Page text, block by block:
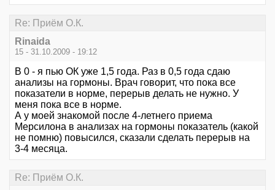
Re: Приём О.К.
Rinaida
15 - 31.10.2009 - 19:12
В 0 - я пью ОК уже 1,5 года. Раз в 0,5 года сдаю
анализы на гормоны. Врач говорит, что пока все
показатели в норме, перерыв делать не нужно. У
меня пока все в норме.
А у моей знакомой после 4-летнего приема
Мерсилона в анализах на гормоны показатель (какой
не помню) повысился, сказали сделать перерыв на
3-4 месяца.
Re: Приём О.К.